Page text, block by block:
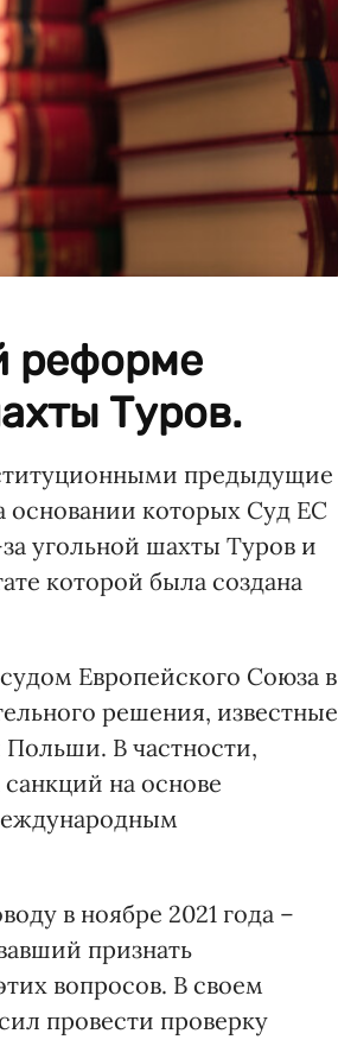
реформе
Туров.
предыдущие
основании которых Суд ЕС
угольной шахты Туров и
которой была создана
Европейского Союза в
решения, известные
В частности,
на основе
в ноябре 2021 года –
признать
вопросов. В своем
провести проверку